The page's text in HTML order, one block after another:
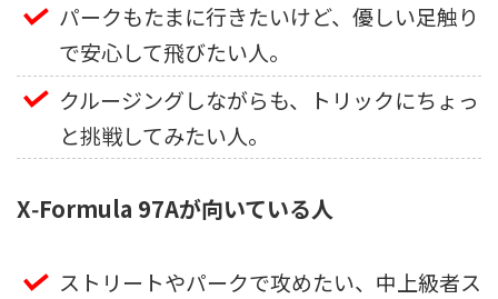
パークもたまに行きたいけど、優しい足触り
で安心して飛びたい人。
クルージングしながらも、トリックにちょっ
と挑戦してみたい人。
X‑Formula 97Aが向いている人
ストリートやパークで攻めたい、中上級者ス